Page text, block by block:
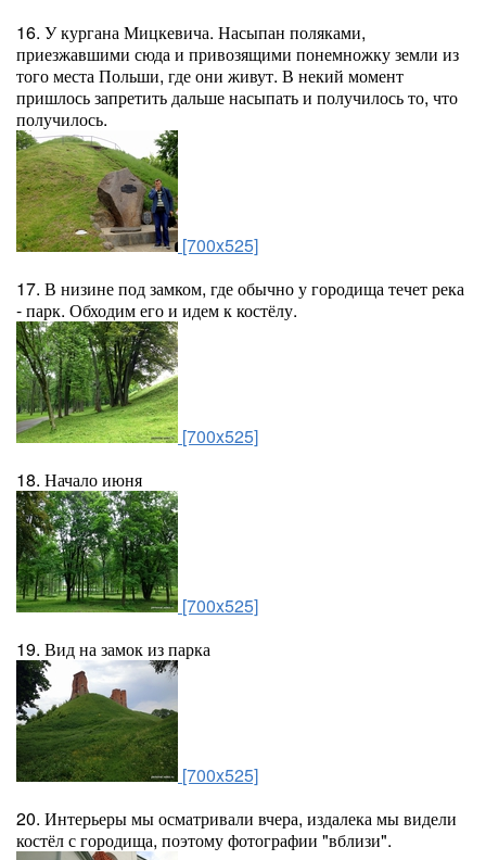
16. У кургана Мицкевича. Насыпан поляками,
приезжавшими сюда и привозящими понемножку земли из
того места Польши, где они живут. В некий момент
пришлось запретить дальше насыпать и получилось то, что
получилось.
[700x525]
17. В низине под замком, где обычно у городища течет река
- парк. Обходим его и идем к костёлу.
[700x525]
18. Начало июня
[700x525]
19. Вид на замок из парка
[700x525]
20. Интерьеры мы осматривали вчера, издалека мы видели
костёл с городища, поэтому фотографии "вблизи".